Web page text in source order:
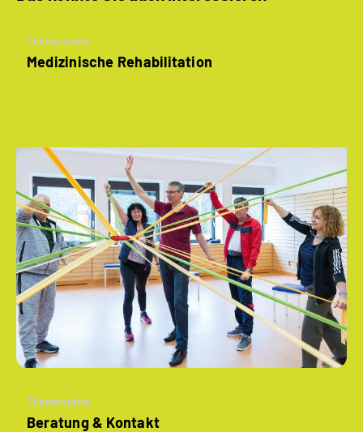
Themenseite
Medizinische Rehabilitation
Themenseite
Beratung & Kontakt